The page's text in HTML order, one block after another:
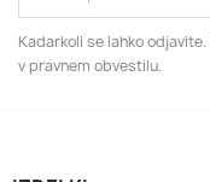
Kadarkoli se lahko
v pravnem obvestilu.